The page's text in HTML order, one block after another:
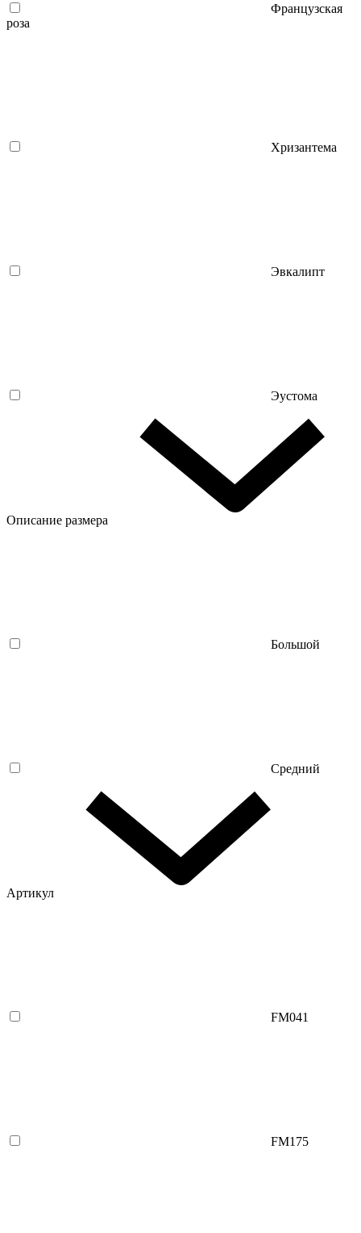
Французская
роза
Хризантема
Эвкалипт
Эустома
Описание размера
Большой
Средний
Артикул
FM041
FM175